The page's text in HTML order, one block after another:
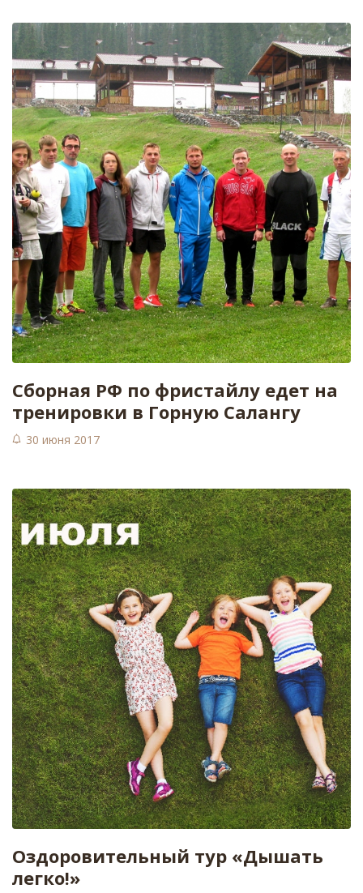
Сборная РФ по фристайлу едет на
тренировки в Горную Салангу
30 июня 2017
Оздоровительный тур «Дышать
легко!»